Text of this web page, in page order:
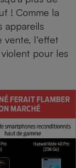
! Comme la
appareils
l’effet
pour les
de cuisson à
induction
Climatiseur -
Ventilateur
mobile -
Smartphone
Antivirus
Climatiseur -
Ventilateur